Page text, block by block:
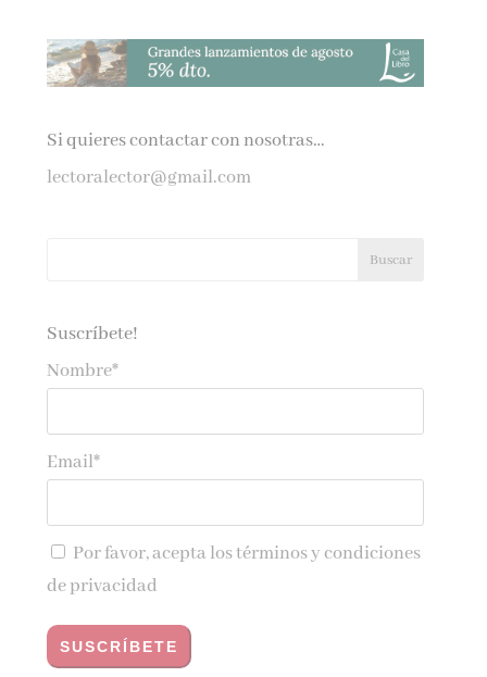
Si quieres contactar con nosotras…
lectoralector@gmail.com
Suscríbete!
Nombre*
Email*
Por favor, acepta lostérminos y condiciones
de privacidad